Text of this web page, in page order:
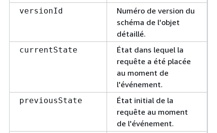
versionId
Numéro de version du
schéma de l'objet
détaillé.
currentState
État dans lequel la
requête a été placée
au moment de
l'événement.
previousState
État initial de la
requête au moment
de l'événement.